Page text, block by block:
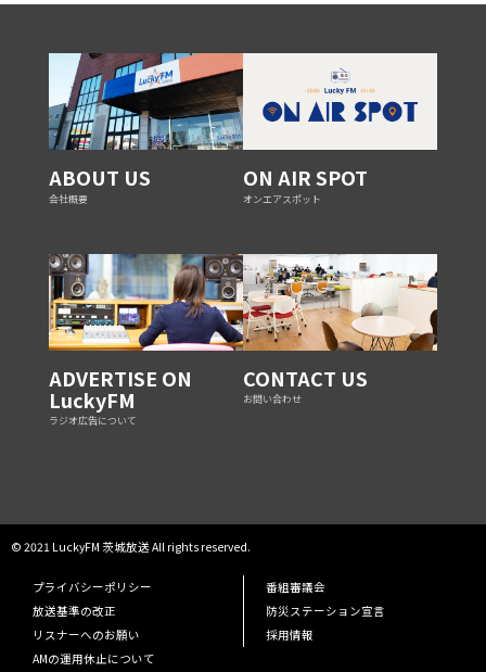
ABOUT US
会社概要
ON AIR SPOT
オンエアスポット
ADVERTISE ON
LuckyFM
ラジオ広告について
CONTACT US
お問い合わせ
© 2021 LuckyFM 茨城放送 All rights reserved.
プライバシーポリシー
番組審議会
放送基準の改正
防災ステーション宣言
リスナーへのお願い
採用情報
AMの運用休止について